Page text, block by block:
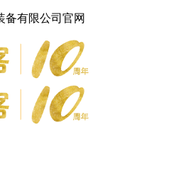
备有限公司官网